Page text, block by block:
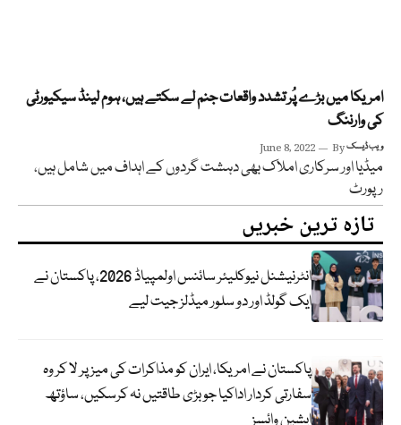
امریکا میں بڑے پُر تشدد واقعات جنم لے سکتے ہیں، ہوم لینڈ سیکیورٹی
کی وارننگ
June 8, 2022 Byویب ڈیسک
میڈیا اور سرکاری املاک بھی دہشت گردوں کے اہداف میں شامل ہیں،
رپورٹ
تازہ ترین خبریں
انٹرنیشنل نیوکلیئر سائنس اولمپیاڈ 2026، پاکستان نے
ایک گولڈ اور دو سلور میڈلز جیت لیے
پاکستان نے امریکا، ایران کو مذاکرات کی میز پر لا کر وہ
سفارتی کردار اداکیا جو بڑی طاقتیں نہ کرسکیں، ساؤتھ
ایشین وائسز